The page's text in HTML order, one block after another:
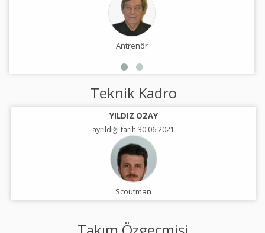
Antrenör
Teknik Kadro
YILDIZ OZAY
ayrıldığı tarih 30.06.2021
Scoutman